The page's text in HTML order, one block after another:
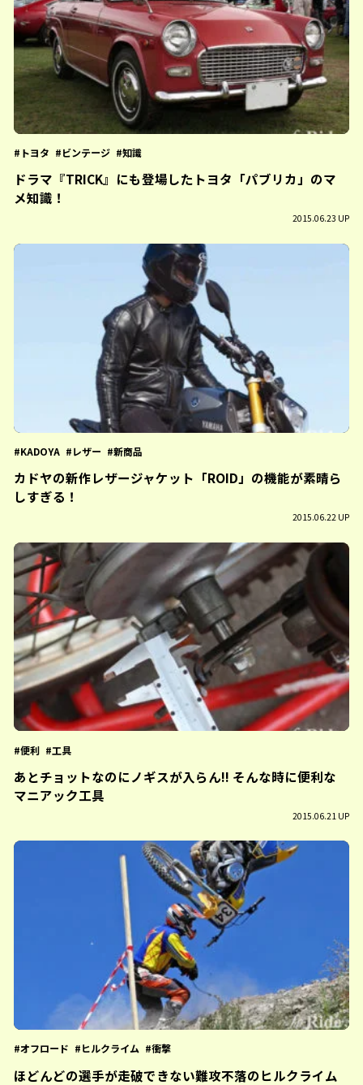
トヨタ ビンテージ 知識
ドラマ『TRICK』にも登場したトヨタ「パブリカ」のマ
メ知識！
2015.06.23 UP
KADOYA レザー 新商品
カドヤの新作レザージャケット「ROID」の機能が素晴ら
しすぎる！
2015.06.22 UP
便利 工具
あとチョットなのにノギスが入らん!! そんな時に便利な
マニアック工具
2015.06.21 UP
オフロード ヒルクライム 衝撃
ほどんどの選手が走破できない難攻不落のヒルクライム